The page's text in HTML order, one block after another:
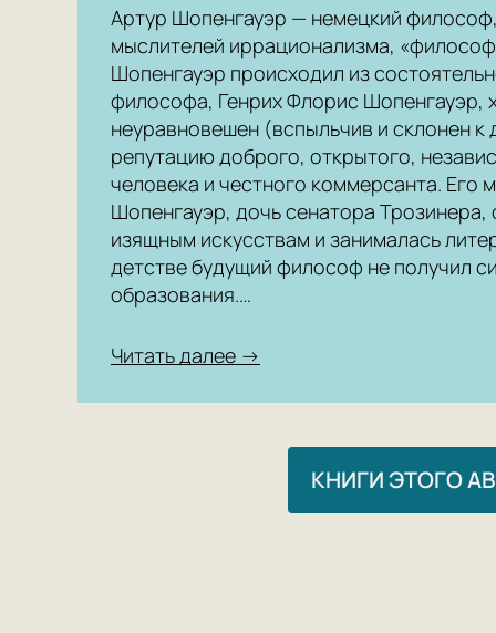
Артур Шопенгауэр — немецкий
мыслителей иррационализма,
Шопенгауэр происходил из
философа, Генрих Флорис Шопенгауэр,
неуравновешен (вспыльчив и склонен
репутацию доброго, открытого,
человека и честного коммерсанта. Его
Шопенгауэр, дочь сенатора
изящным искусствам и занималась
детстве будущий философ не получил
образования.…
Читать далее →
КНИГИ ЭТОГО